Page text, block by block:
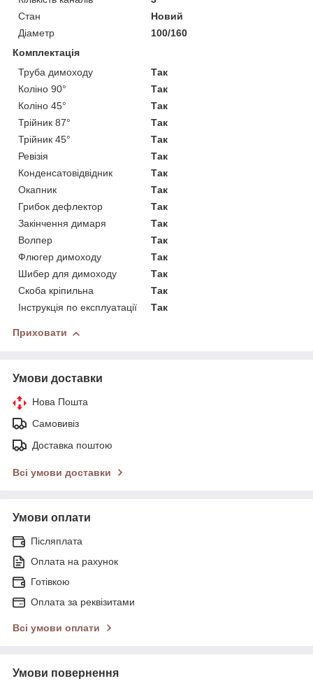
Стан
Новий
Діаметр
100/160
Комплектація
Труба димоходу
Так
Коліно 90°
Так
Коліно 45°
Так
Трійник 87°
Так
Трійник 45°
Так
Ревізія
Так
Конденсатовідвідник
Так
Окапник
Так
Грибок дефлектор
Так
Закінчення димаря
Так
Волпер
Так
Флюгер димоходу
Так
Шибер для димоходу
Так
Скоба кріпильна
Так
Інструкція по експлуатації
Так
Приховати
Умови доставки
Нова Пошта
Самовивіз
Доставка поштою
Всі умови доставки
Умови оплати
Післяплата
Оплата на рахунок
Готівкою
Оплата за реквізитами
Всі умови оплати
Умови повернення